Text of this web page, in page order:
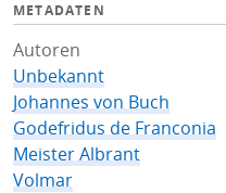
METADATEN
Autoren
Unbekannt
Johannes von Buch
Godefridus de Franconia
Meister Albrant
Volmar